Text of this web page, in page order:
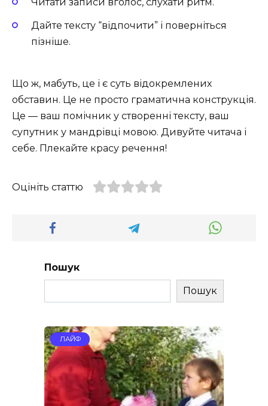
Читати записи вголос, слухати ритм.
Дайте тексту “відпочити” і поверніться
пізніше.
Що ж, мабуть, це і є суть відокремлених
обставин. Це не просто граматична конструкція.
Це — ваш помічник у створенні тексту, ваш
супутник у мандрівці мовою. Дивуйте читача і
себе. Плекайте красу речення!
Оцініть статтю
Пошук
Пошук
ЛАЙФ